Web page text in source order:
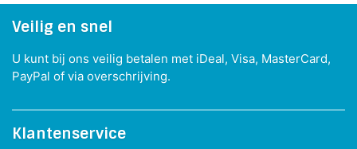
Veilig en snel
U kunt bij ons veilig betalen met iDeal, Visa, MasterCard,
PayPal of via overschrijving.
Klantenservice